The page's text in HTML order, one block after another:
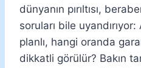
dünyanın pırıltısı,
soruları bile
planlı, hangi oranda
dikkatli görülür? Bakın